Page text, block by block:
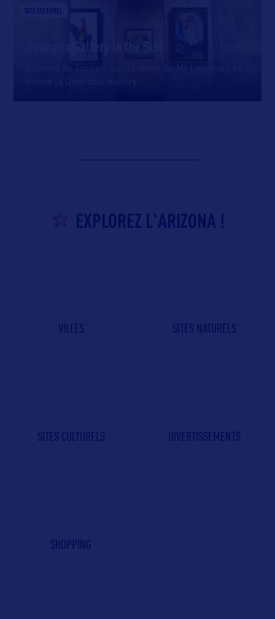
SITE CULTUREL
DeGrazia Gallery in the Sun
EXPLOREZ L'ARIZONA !
VILLES SITES NATURELS
SITES CULTURELS DIVERTISSEMENTS
SHOPPING